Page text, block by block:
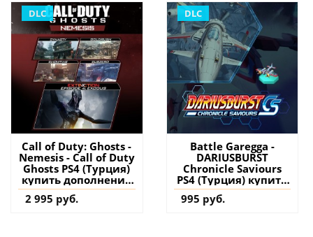
DLC
Call of Duty: Ghosts -
Nemesis - Call of Duty
Ghosts PS4 (Турция)
купить дополнение
на аккаунт
2 995 руб.
DLC
Battle Garegga -
DARIUSBURST
Chronicle Saviours
PS4 (Турция) купить
дополнение на
аккаунт
995 руб.